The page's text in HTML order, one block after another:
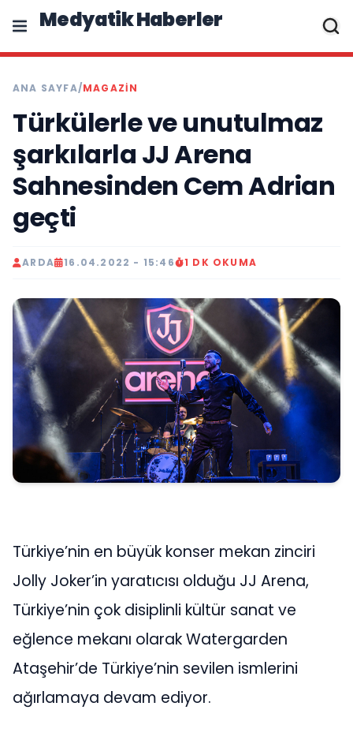
Medyatik Haberler
ANA SAYFA/MAGAZİN
Türkülerle ve unutulmaz
şarkılarla JJ Arena
Sahnesinden Cem Adrian
geçti
ARDA 16.04.2022 - 15:46 1 DK OKUMA
Türkiye’nin en büyük konser mekan zinciri
Jolly Joker’in yaratıcısı olduğu JJ Arena,
Türkiye’nin çok disiplinli kültür sanat ve
eğlence mekanı olarak Watergarden
Ataşehir’de Türkiye’nin sevilen ismlerini
ağırlamaya devam ediyor.